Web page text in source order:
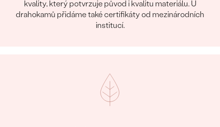
kvality, který potvrzuje původ i kvalitu materiálu. U
drahokamů přidáme také certifikáty od mezinárodních
institucí.